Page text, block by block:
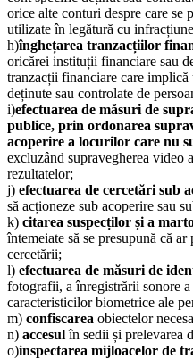
orice alte conturi despre care se
utilizate în legătură cu
h)înghețarea tranzacțiilor
oricărei instituții financiare sau
tranzacții financiare care
deținute sau controlate de
i)efectuarea de măsuri de
publice, prin ordonarea
acoperire a locurilor care nu
excluzând supravegherea video
rezultatelor;
j) efectuarea de cercetări sub
să acționeze sub acoperire sau
k) citarea suspecților și a
întemeiate să se presupună că ar
cercetării;
l) efectuarea de măsuri de
fotografii, a înregistrării sonore
caracteristicilor biometrice ale
m) confiscarea obiectelor
n) accesulîn sedii și prelevarea
o)inspectarea mijloacelor de